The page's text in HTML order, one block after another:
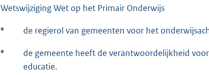
Wetswijziging Wet op het Primair Onderwijs
° de regierol van gemeenten voor het
°
de gemeente heeft de verantwoordelijkheid
educatie.